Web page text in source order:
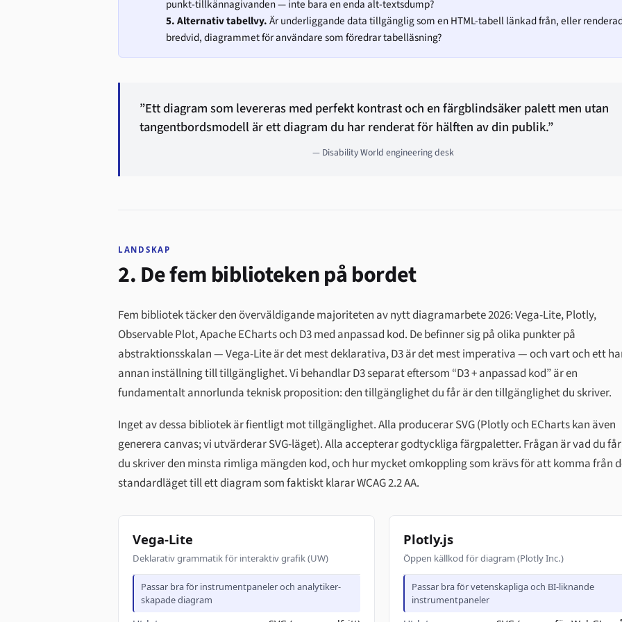
punkt-tillkännagivanden — inte bara en enda alt-textsdump?
5. Alternativ tabellvy.Är underliggande data tillgänglig som en HTML-tabell länkad från, eller
bredvid, diagrammet för användare som föredrar tabelläsning?
”Ett diagram som levereras med perfekt kontrast och en färgblindsäker palett men utan
tangentbordsmodell är ett diagram du har renderat för hälften av din publik.”
— Disability World engineering desk
LANDSKAP
2. De fem biblioteken på bordet
Fem bibliotek täcker den överväldigande majoriteten av nytt diagramarbete 2026: Vega-Lite, Plotly,
Observable Plot, Apache ECharts och D3 med anpassad kod. De befinner sig på olika punkter på
abstraktionsskalan — Vega-Lite är det mest deklarativa, D3 är det mest imperativa — och vart och ett
annan inställning till tillgänglighet. Vi behandlar D3 separat eftersom “D3 + anpassad kod” är en
fundamentalt annorlunda teknisk proposition: den tillgänglighet du får är den tillgänglighet du skriver.
Inget av dessa bibliotek är fientligt mot tillgänglighet. Alla producerar SVG (Plotly och ECharts kan även
generera canvas; vi utvärderar SVG-läget). Alla accepterar godtyckliga färgpaletter. Frågan är vad du
du skriver den minsta rimliga mängden kod, och hur mycket omkoppling som krävs för att komma från
standardläget till ett diagram som faktiskt klarar WCAG 2.2 AA.
Vega-Lite
Deklarativ grammatik för interaktiv grafik (UW)
Passar bra för instrumentpaneler och analytiker-
skapade diagram
Plotly.js
Öppen källkod för diagram (Plotly Inc.)
Passar bra för vetenskapliga och BI-liknande
instrumentpaneler